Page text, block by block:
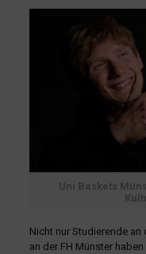
Uni Baskets
Nicht nur Studierende an
an der FH Münster